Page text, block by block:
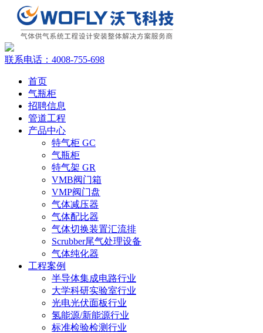
联系电话： 4008-755-698
首页
气瓶柜
招聘信息
管道工程
产品中心
特气柜 GC
气瓶柜
特气架 GR
VMB阀门箱
VMP阀门盘
气体减压器
气体配比器
气体切换装置汇流排
Scrubber尾气处理设备
气体纯化器
工程案例
半导体集成电路行业
大学科研实验室行业
光电光伏面板行业
氢能源/新能源行业
标准检验检测行业